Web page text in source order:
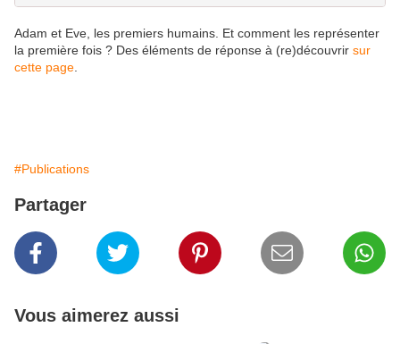
Adam et Eve, les premiers humains. Et comment les représenter
la première fois ? Des éléments de réponse à (re)découvrir sur
cette page
#Publications
Partager
Vous aimerez aussi